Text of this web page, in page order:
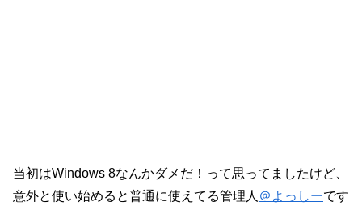
当初はWindows 8なんかダメだ！って思ってましたけど、
意外と使い始めると普通に使えてる管理人 ＠よっしーです